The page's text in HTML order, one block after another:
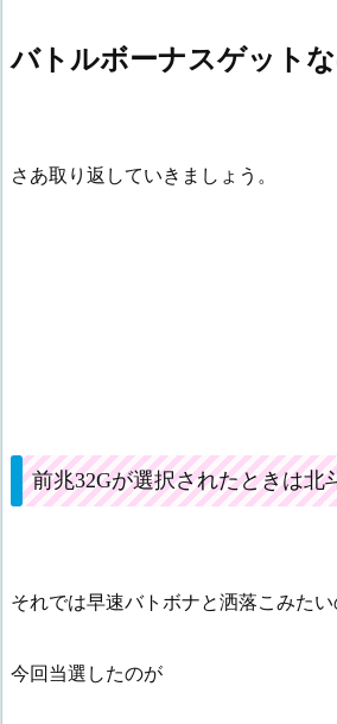
バトルボーナスゲットな
さあ取り返していきましょう。
前兆32Gが選択されたときは北
それでは早速バトボナと洒落こみた
今回当選したのが